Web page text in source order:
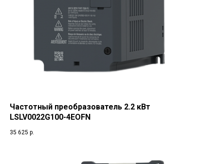
Частотный преобразователь 2.2 кВт
LSLV0022G100-4EOFN
35 625 р.